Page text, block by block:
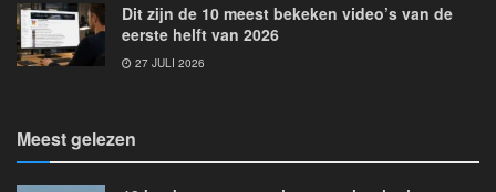
Dit zijn de 10 meest bekeken video’s van de
eerste helft van 2026
27 JULI 2026
Meest gelezen